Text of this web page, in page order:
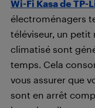
Wi-Fi Kasa de TP-
électroménagers
téléviseur, un petit
climatisé sont
temps. Cela
vous assurer que
sont en arrêt